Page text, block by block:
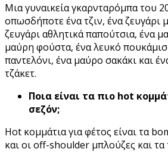
Μια γυναικεία γκαρνταρόμπα του
οπωσδήποτε ένα τζιν, ένα ζευγάρι
ζευγάρι αθλητικά παπούτσια, ένα
μαύρη φούστα, ένα λευκό
παντελόνι, ένα μαύρο σακάκι και
τζάκετ.
Ποια είναι τα πιο hot
σεζόν;
Hot κομμάτια για φέτος είναι τα
και οι off-shoulder μπλούζες και τα